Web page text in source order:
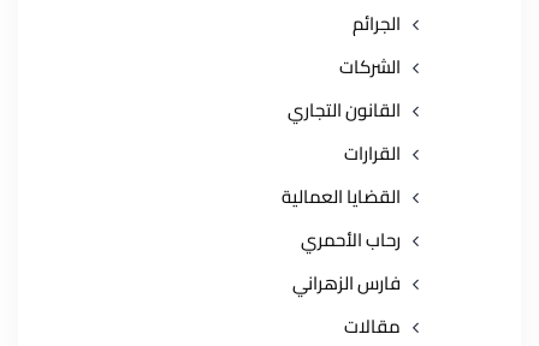
الجرائم
الشركات
القانون التجاري
القرارات
القضايا العمالية
رحاب الأحمري
فارس الزهراني
مقالات